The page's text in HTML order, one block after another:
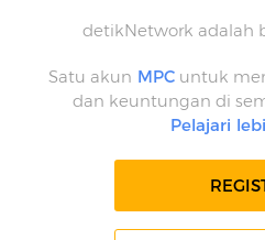
detikNetwork adalah
Satu akun MPCuntuk
dan keuntungan di
Pelajari